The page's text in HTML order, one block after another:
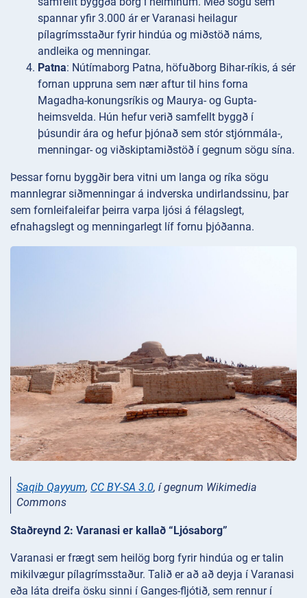
spannar yfir 3.000 ár er Varanasi heilagur
pílagrímsstaður fyrir hindúa og miðstöð náms,
andleika og menningar.
Patna: Nútímaborg Patna, höfuðborg Bihar-ríkis, á sér
fornan uppruna sem nær aftur til hins forna
Magadha-konungsríkis og Maurya- og Gupta-
heimsvelda. Hún hefur verið samfellt byggð í
þúsundir ára og hefur þjónað sem stór stjórnmála-,
menningar- og viðskiptamiðstöð í gegnum sögu sína.
Þessar fornu byggðir bera vitni um langa og ríka sögu
mannlegrar siðmenningar á indverska undirlandssinu, þar
sem fornleifaleifar þeirra varpa ljósi á félagslegt,
efnahagslegt og menningarlegt líf fornu þjóðanna.
Saqib Qayyum, CC BY-SA 3.0, í gegnum Wikimedia
Commons
Staðreynd 2: Varanasi er kallað “Ljósaborg”
Varanasi er frægt sem heilög borg fyrir hindúa og er talin
mikilvægur pílagrímsstaður. Talið er að að deyja í Varanasi
eða láta dreifa ösku sinni í Ganges-fljótið, sem rennur í